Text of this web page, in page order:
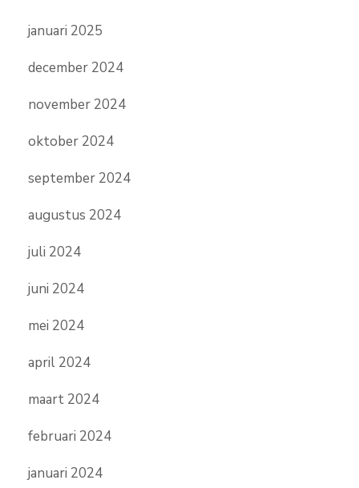
januari 2025
december 2024
november 2024
oktober 2024
september 2024
augustus 2024
juli 2024
juni 2024
mei 2024
april 2024
maart 2024
februari 2024
januari 2024